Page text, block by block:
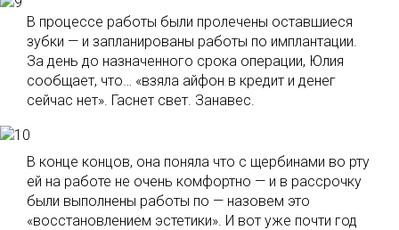
В процессе работы были пролечены оставшиеся
зубки — и запланированы работы по имплантации.
За день до назначенного срока операции, Юлия
сообщает, что… «взяла айфон в кредит и денег
сейчас нет». Гаснет свет. Занавес.
В конце концов, она поняла что с щербинами во рту
ей на работе не очень комфортно — и в рассрочку
были выполнены работы по — назовем это
«восстановлением эстетики». И вот уже почти год